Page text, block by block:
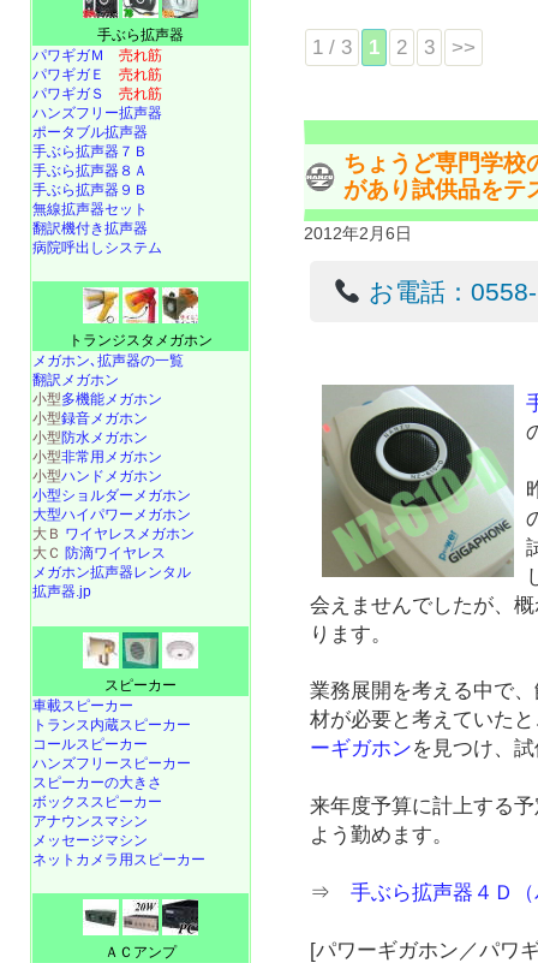
1 / 3 1 2 3 >>
ちょうど専門学校
があり試供品をテ
2012年2月6日
お電話：
会えませんでしたが、
ります。
業務展開を考える中で
材が必要と考えていた
ーギガホンを見つけ、
来年度予算に計上する
よう勤めます。
⇒手ぶら拡声器４Ｄ
[パワーギガホン／パワ
手ぶら拡声器
パワギガＭ 売れ筋
パワギガＥ 売れ筋
パワギガＳ 売れ筋
ハンズフリー拡声器
ポータブル拡声器
手ぶら拡声器７Ｂ
手ぶら拡声器８Ａ
手ぶら拡声器９Ｂ
無線拡声器セット
翻訳機付き拡声器
病院呼出しシステム
トランジスタメガホン
メガホン､拡声器の一覧
翻訳メガホン
小型多機能メガホン
小型録音メガホン
小型防水メガホン
小型非常用メガホン
小型ハンドメガホン
小型ショルダーメガホン
大型ハイパワーメガホン
大Ｂ ワイヤレスメガホン
大Ｃ 防滴ワイヤレス
メガホン拡声器レンタル
拡声器.jp
スピーカー
車載スピーカー
トランス内蔵スピーカー
コールスピーカー
ハンズフリースピーカー
スピーカーの大きさ
ボックススピーカー
アナウンスマシン
メッセージマシン
ネットカメラ用スピーカー
ＡＣアンプ